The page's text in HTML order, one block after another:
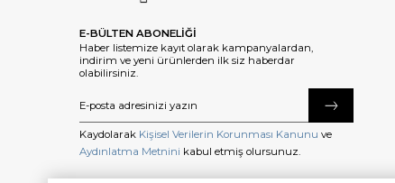
E-BÜLTEN ABONELİĞİ
Haber listemize kayıt olarak kampanyalardan,
indirim ve yeni ürünlerden ilk siz haberdar
olabilirsiniz.
Kaydolarak Kişisel Verilerin Korunması Kanunu ve
Aydınlatma Metnini kabul etmiş olursunuz.